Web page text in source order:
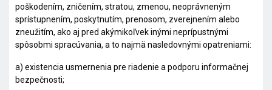
poškodením, zničením, stratou, zmenou, neoprávneným
sprístupnením, poskytnutím, prenosom, zverejnením alebo
zneužitím, ako aj pred akýmikoľvek inými neprípustnými
spôsobmi spracúvania, a to najmä nasledovnými opatreniami:
a) existencia usmernenia pre riadenie a podporu informačnej
bezpečnosti;